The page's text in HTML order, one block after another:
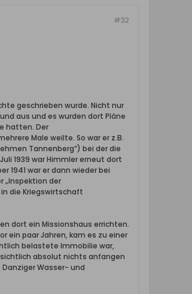
#32
geschrieben wurde. Nicht nur
aus und es wurden dort Pläne
hatten. Der
Male weilte. So war er z.B.
Tannenberg“) bei der die
1939 war Himmler erneut dort
1941 war er dann wieder bei
„Inspektion der
die Kriegswirtschaft
dort ein Missionshaus errichten.
ein paar Jahren, kam es zu einer
belastete Immobilie war,
absolut nichts anfangen
Wasser- und